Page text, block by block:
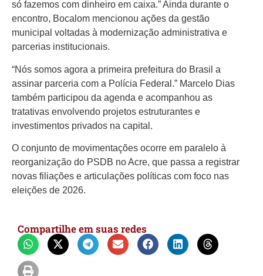
só fazemos com dinheiro em caixa.” Ainda durante o
encontro, Bocalom mencionou ações da gestão
municipal voltadas à modernização administrativa e
parcerias institucionais.
“Nós somos agora a primeira prefeitura do Brasil a
assinar parceria com a Polícia Federal.” Marcelo Dias
também participou da agenda e acompanhou as
tratativas envolvendo projetos estruturantes e
investimentos privados na capital.
O conjunto de movimentações ocorre em paralelo à
reorganização do PSDB no Acre, que passa a registrar
novas filiações e articulações políticas com foco nas
eleições de 2026.
Compartilhe em suas redes